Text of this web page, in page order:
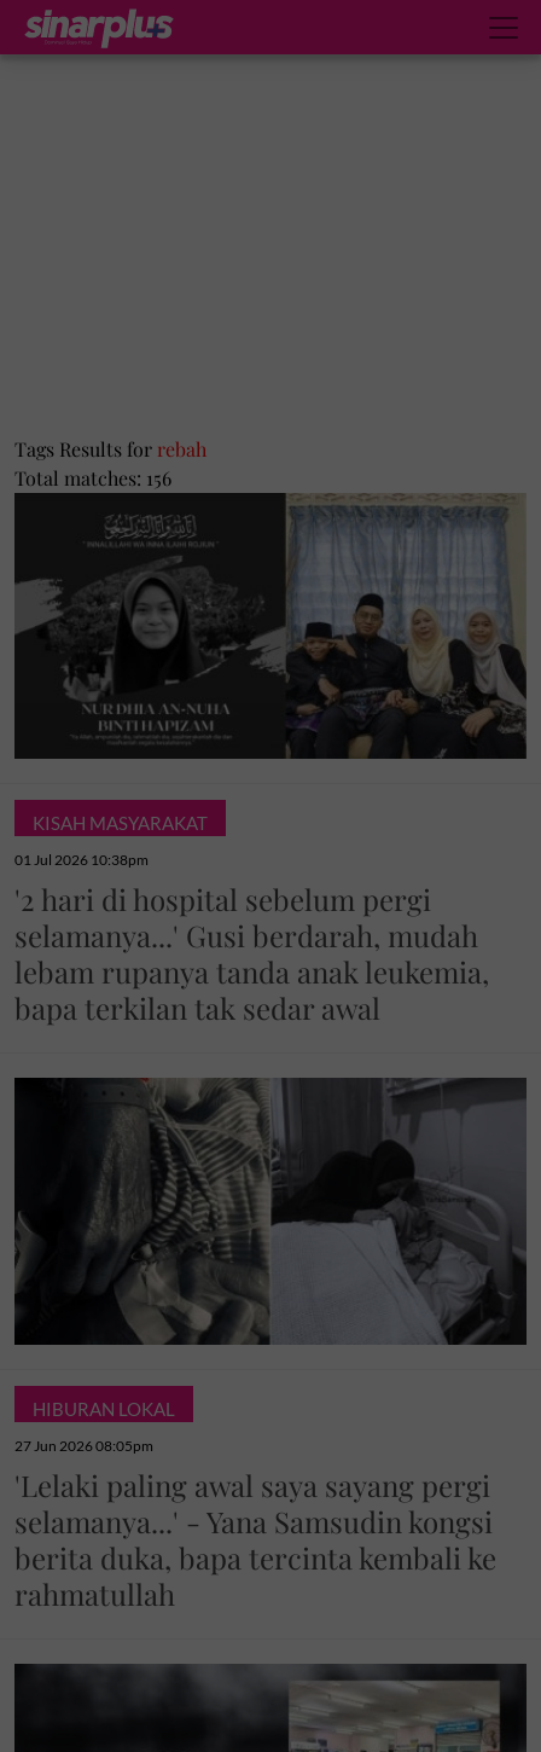
Tags Results for rebah
Total matches: 156
KISAH MASYARAKAT
01 Jul 2026 10:38pm
'2 hari di hospital sebelum pergi
selamanya...' Gusi berdarah, mudah
lebam rupanya tanda anak leukemia,
bapa terkilan tak sedar awal
HIBURAN LOKAL
27 Jun 2026 08:05pm
'Lelaki paling awal saya sayang pergi
selamanya...' - Yana Samsudin kongsi
berita duka, bapa tercinta kembali ke
rahmatullah